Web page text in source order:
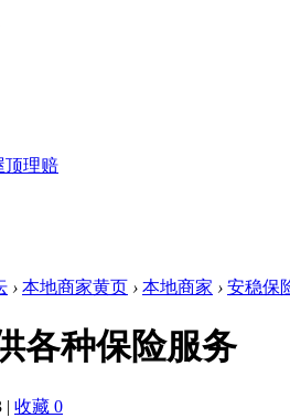
› 本地商家黄页 › 本地商家 › 安稳保
各种保险服务
| 收藏 0